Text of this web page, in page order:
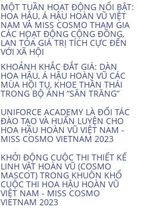
MỘT TUẦN HOẠT ĐỘNG NỔI BẬT:
HOA HẬU, Á HẬU HOÀN VŨ VIỆT
NAM VÀ MISS COSMO THAM GIA
CÁC HOẠT ĐỘNG CỘNG ĐỒNG,
LAN TỎA GIÁ TRỊ TÍCH CỰC ĐẾN
VỚI XÃ HỘI
KHOẢNH KHẮC ĐẮT GIÁ: DÀN
HOA HẬU, Á HẬU HOÀN VŨ CÁC
MÙA HỘI TỤ, KHOE THẦN THÁI
TRONG BỘ ẢNH “SĂN TRĂNG”
UNIFORCE ACADEMY LÀ ĐỐI TÁC
ĐÀO TẠO VÀ HUẤN LUYỆN CHO
HOA HẬU HOÀN VŨ VIỆT NAM -
MISS COSMO VIETNAM 2023
KHỞI ĐỘNG CUỘC THI THIẾT KẾ
LINH VẬT HOÀN VŨ (COSMO
MASCOT) TRONG KHUÔN KHỔ
CUỘC THI HOA HẬU HOÀN VŨ
VIỆT NAM - MISS COSMO
VIETNAM 2023